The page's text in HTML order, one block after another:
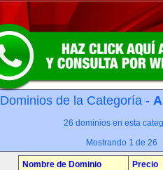
Dominios de la Categoría -
26 dominios en esta
Mostrando 1 de 26
Nombre de Dominio
Precio